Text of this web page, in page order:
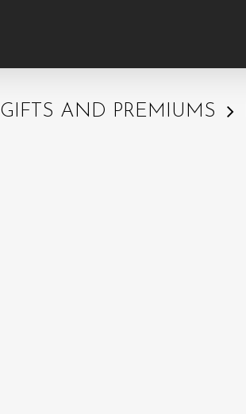
GIFTS AND PREMIUMS